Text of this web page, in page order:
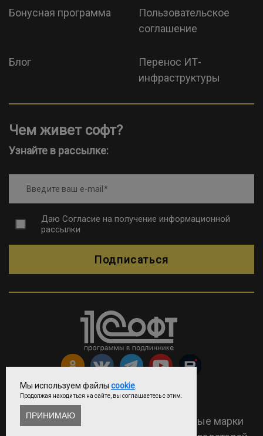
Бонусная программа
Пользовательское
соглашение
Блог
Перенос ИТ-
инфраструктуры
Чем живет софт?
Узнайте в рассылке:
Введите ваш e-mail
Даю Согласие на получение информационной
рассылки
Подписаться
Copyright © ООО «Софтехно»
2026 Все права защищены. Все торговые марки
Мы используем файлы cookie
Продолжая находиться на сайте, вы соглашаетесь с этим.
ПРИНИМАЮ